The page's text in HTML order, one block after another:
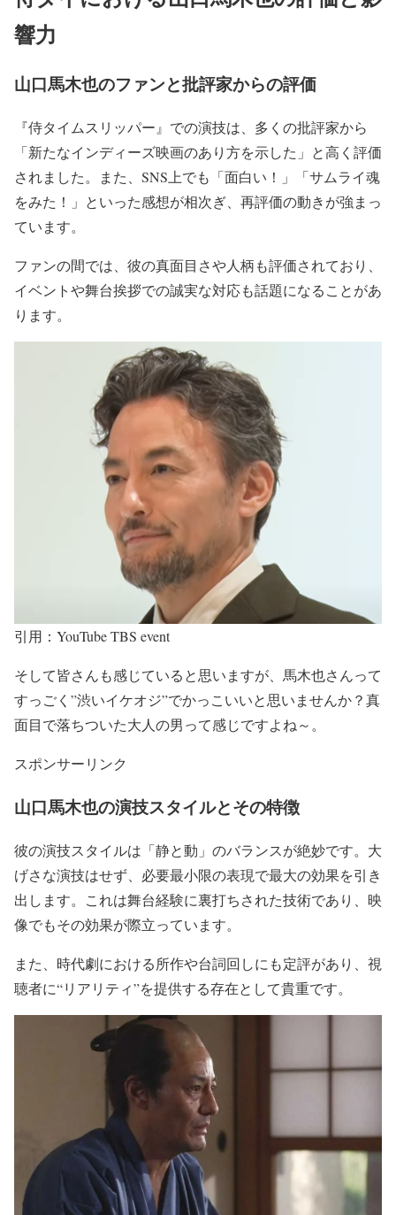
響力
山口馬木也のファンと批評家からの評価
『侍タイムスリッパー』での演技は、多くの批評家から
「新たなインディーズ映画のあり方を示した」と高く評価
されました。また、SNS上でも 「面白い！」「サムライ魂
をみた！」 といった感想が相次ぎ、再評価の動きが強まっ
ています。
ファンの間では、 彼の真面目さや人柄も評価されており、
イベントや舞台挨拶での誠実な対応も話題になることがあ
ります。
引用：YouTube TBS event
そして皆さんも感じていると思いますが、 馬木也さんって
すっごく”渋いイケオジ”でかっこいいと思いませんか？真
面目で落ちついた大人の男って感じですよね～。
スポンサーリンク
山口馬木也の演技スタイルとその特徴
彼の演技スタイルは 「静と動」のバランスが絶妙です。大
げさな演技はせず、 必要最小限の表現で最大の効果を引き
出し ます。これは舞台経験に裏打ちされた技術であり、映
像でもその効果が際立っています。
また、 時代劇における所作や台詞回しにも定評があり、視
聴者に“リアリティ”を提供する存在として貴重です。